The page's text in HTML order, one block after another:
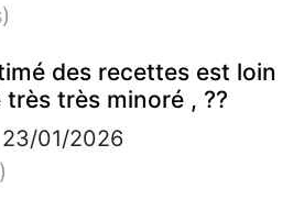
des recettes est loin
très minoré , ??
01/2026